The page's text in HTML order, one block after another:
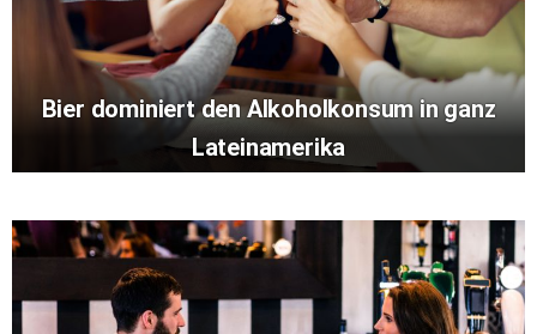
Bier dominiert den Alkoholkonsum in ganz
Lateinamerika